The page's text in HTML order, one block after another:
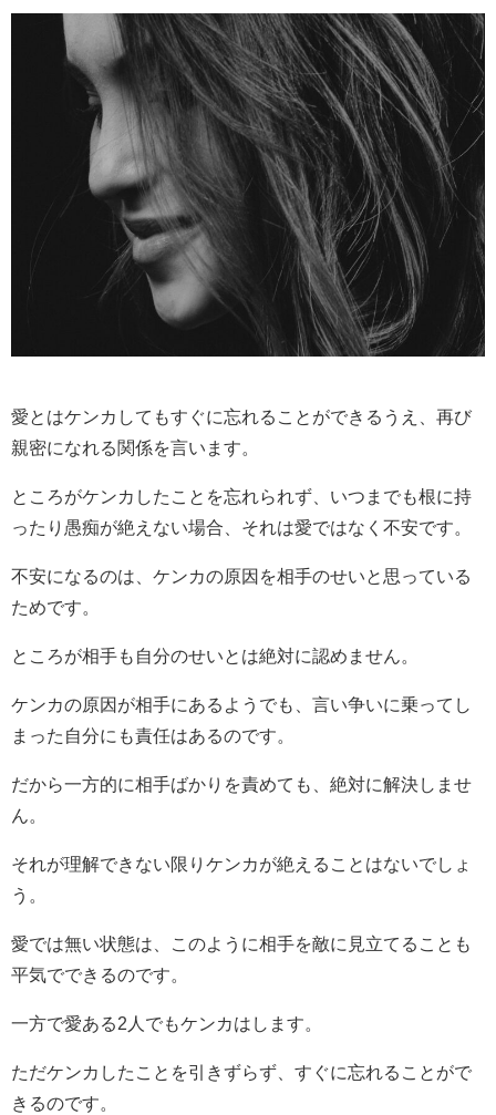
愛とはケンカしてもすぐに忘れることができるうえ、再び
親密になれる関係を言います。
ところがケンカしたことを忘れられず、いつまでも根に持
ったり愚痴が絶えない場合、それは愛ではなく不安です。
不安になるのは、ケンカの原因を相手のせいと思っている
ためです。
ところが相手も自分のせいとは絶対に認めません。
ケンカの原因が相手にあるようでも、言い争いに乗ってし
まった自分にも責任はあるのです。
だから一方的に相手ばかりを責めても、絶対に解決しませ
ん。
それが理解できない限りケンカが絶えることはないでしょ
う。
愛では無い状態は、このように相手を敵に見立てることも
平気でできるのです。
一方で愛ある2人でもケンカはします。
ただケンカしたことを引きずらず、すぐに忘れることがで
きるのです。